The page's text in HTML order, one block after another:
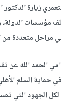
زيارة
مؤسسات
مراحل متعددة من
الحمد الله عن
حماية السلم
لكل الجهود التي